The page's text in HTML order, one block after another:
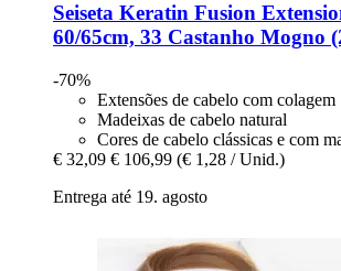
Seiseta Keratin Fusion
60/65cm, 33 Castanho Mogno
-70%
Extensões de cabelo com colagem
Madeixas de cabelo natural
Cores de cabelo clássicas e com
€ 32,09 € 106,99 (€ 1,28 / Unid.)
Entrega até 19. agosto